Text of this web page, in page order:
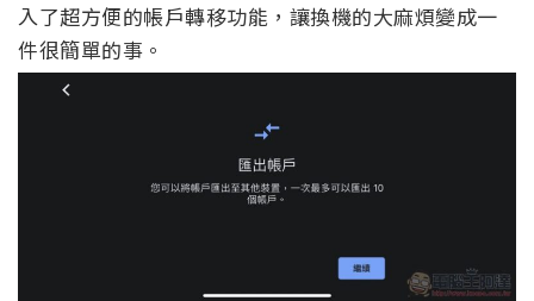
入了超方便的帳戶轉移功能，讓換機的大麻煩變成一
件很簡單的事。